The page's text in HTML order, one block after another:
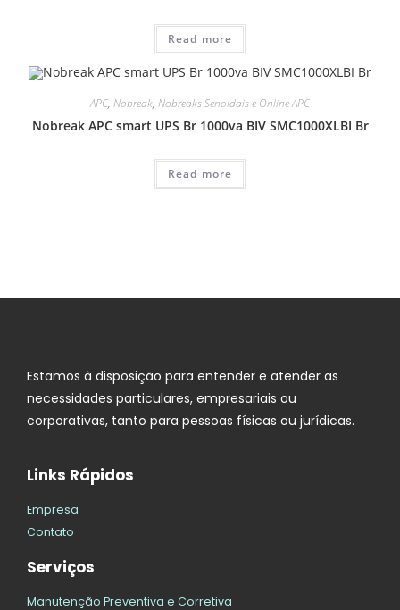
Read more
APC, Nobreak, Nobreaks Senoidais e Online APC
Nobreak APC smart UPS Br 1000va BIV SMC1000XLBI Br
Read more
Estamos à disposição para entender e atender as
necessidades particulares, empresariais ou
corporativas, tanto para pessoas físicas ou jurídicas.
Links Rápidos
Empresa
Contato
Serviços
Manutenção Preventiva e Corretiva